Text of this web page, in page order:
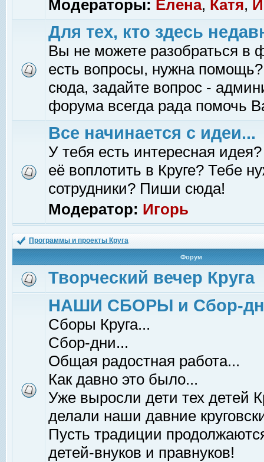
Модераторы: Елена, Катя,
Для тех, кто здесь
Вы не можете разобраться в
есть вопросы, нужна помощь?
сюда, задайте вопрос -
форума всегда рада помочь
Все начинается с идеи...
У тебя есть интересная
её воплотить в Круге? Тебе
сотрудники? Пиши сюда!
Модератор: Игорь
Программы и проекты Круга
Форум
Творческий вечер Круга
НАШИ СБОРЫ и Сбор-
Сборы Круга...
Сбор-дни...
Общая радостная работа...
Как давно это было...
Уже выросли дети тех детей
делали наши давние
Пусть традиции
детей-внуков и правнуков!